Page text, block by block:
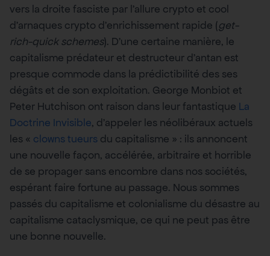
vers la droite fasciste par l’allure crypto et cool
d’arnaques crypto d’enrichissement rapide (get-
rich-quick schemes). D’une certaine manière, le
capitalisme prédateur et destructeur d’antan est
presque commode dans la prédictibilité des ses
dégâts et de son exploitation. George Monbiot et
Peter Hutchison ont raison dans leur fantastique La
Doctrine Invisible, d’appeler les néolibéraux actuels
les « clowns tueurs du capitalisme » : ils annoncent
une nouvelle façon, accélérée, arbitraire et horrible
de se propager sans encombre dans nos sociétés,
espérant faire fortune au passage. Nous sommes
passés du capitalisme et colonialisme du désastre au
capitalisme cataclysmique, ce qui ne peut pas être
une bonne nouvelle.